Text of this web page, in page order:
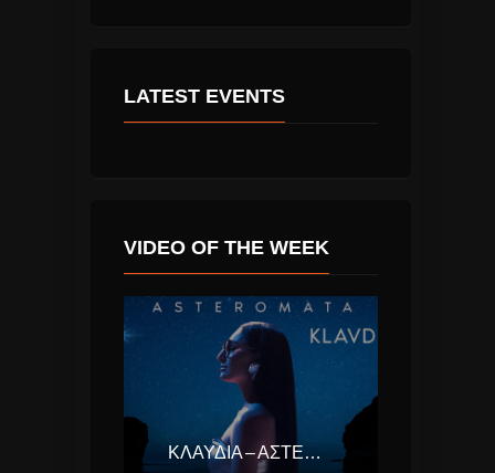
LATEST EVENTS
VIDEO OF THE WEEK
ΚΛΑΥΔΊΑ – ΑΣΤΕΡΟΜΆΤΑ (EUROVISION ΕΛΛΆΔΑ 2025)